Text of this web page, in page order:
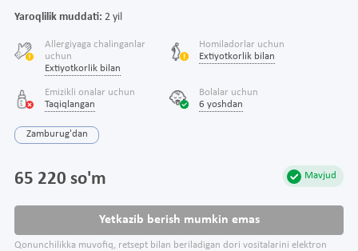
Yaroqlilik muddati: 2 yil
Allergiyaga chalinganlar
uchun
Extiyotkorlik bilan
Homiladorlar uchun
Extiyotkorlik bilan
Emizikli onalar uchun
Taqiqlangan
Bolalar uchun
6 yoshdan
Zamburug'dan
Mavjud
65 220 so'm
Yetkazib berish mumkin emas
Qonunchilikka muvofiq, retsept bilan beriladigan dori vositalarini elektron